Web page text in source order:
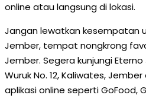
online atau langsung di lokasi.
Jangan lewatkan kesempatan
Jember, tempat nongkrong
Jember. Segera kunjungi
Wuruk No. 12, Kaliwates,
aplikasi online seperti GoFood,